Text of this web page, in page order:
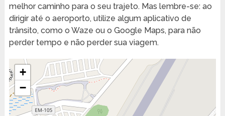
melhor caminho para o seu trajeto. Mas lembre-se: ao
dirigir até o aeroporto, utilize algum aplicativo de
trânsito, como o Waze ou o Google Maps, para não
perder tempo e não perder sua viagem.
+
−